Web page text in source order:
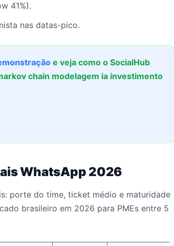
41%).
nas datas-pico.
e veja como o SocialHub
chain modelagem ia investimento
WhatsApp 2026
porte do time, ticket médio e maturidade
brasileiro em 2026 para PMEs entre 5